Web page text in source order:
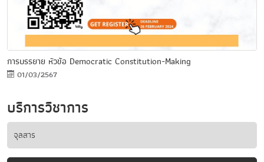
การบรรยาย หัวข้อ Democratic Constitution-Making
01/03/2567
บริการวิชาการ
จุลสาร